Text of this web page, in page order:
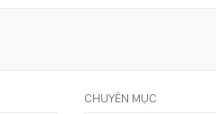
CHUYÊN MỤC